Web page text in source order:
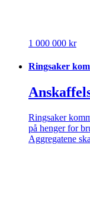
1 000 000 kr
Ringsaker
Ringsaker
på henger for
Aggregatene